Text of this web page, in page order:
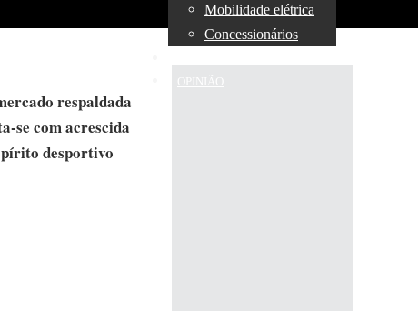
Mobilidade elétrica
Concessionários
OPINIÃO
respaldada
se com acrescida
desportivo